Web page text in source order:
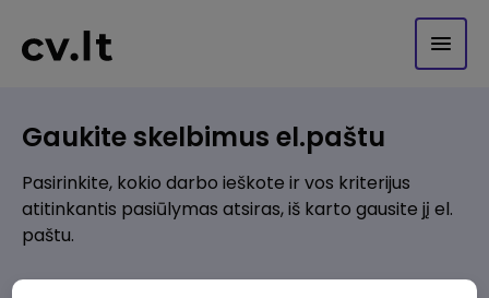
Gaukite skelbimus el.paštu
Pasirinkite, kokio darbo ieškote ir vos kriterijus
atitinkantis pasiūlymas atsiras, iš karto gausite jį el.
paštu.